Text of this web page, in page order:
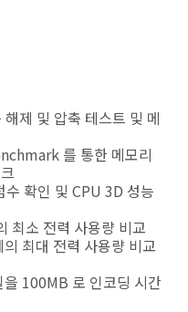
제 및 압축 테스트 및 메
를 통한 메모리
확인 및 CPU 3D 성능
최소 전력 사용량 비교
최대 전력 사용량 비교
100MB 로 인코딩 시간